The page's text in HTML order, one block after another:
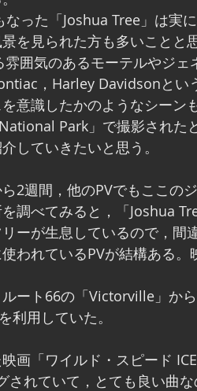
った「Joshua Tree」は実
を見られた方も多いことと思
囲気のあるモーテルやジ
，Harley Davidsonとい
意識したかのようなシーン
Park」で撮影された
していきたいと思う。
2週間，他のPVでもここの
調べてみると，「Joshua
ーが生息しているので，間
われているPVが結構ある
ート66の「Victorville」か
利用していた。
画「ワイルド・スピード
れていて，とても良い曲な